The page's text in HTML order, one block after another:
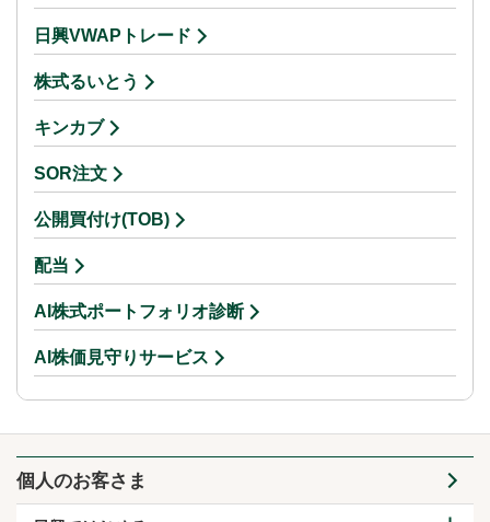
日興VWAPトレード
株式るいとう
キンカブ
SOR注文
公開買付け(TOB)
配当
AI株式ポートフォリオ診断
AI株価見守りサービス
個人のお客さま